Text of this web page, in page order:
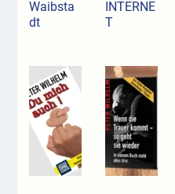
Waibsta
dt
INTERNE
T